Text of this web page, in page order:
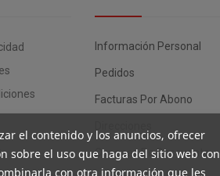
Información Personal
Pedidos
Facturas Por Abono
Cupones De Descuento
el contenido y los anuncios, ofrecer
sobre el uso que haga del sitio web con
con otra información que les